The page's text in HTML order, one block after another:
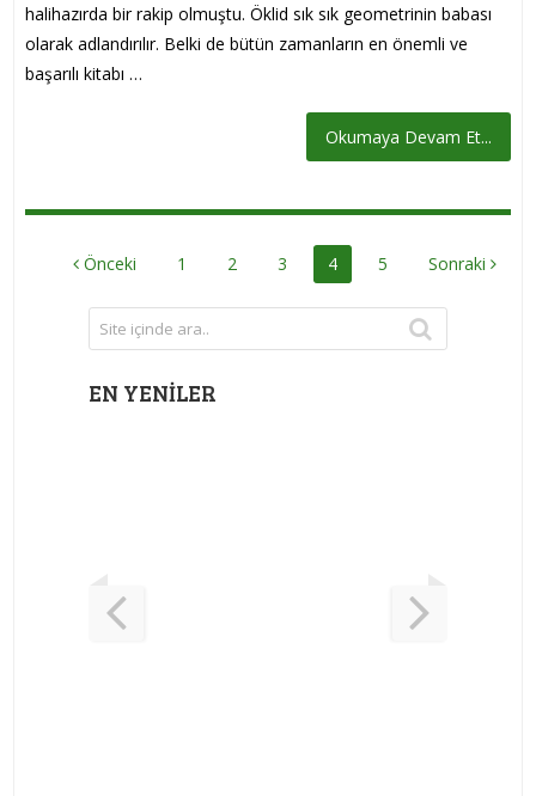
halihazırda bir rakip olmuştu. Öklid sık sık geometrinin babası
olarak adlandırılır. Belki de bütün zamanların en önemli ve
başarılı kitabı …
Okumaya Devam Et...
YAZI
DOLAŞIMI
Önceki 1 2 3 4 5 Sonraki
EN YENILER